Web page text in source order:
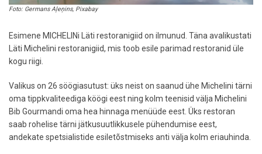
Foto: Germans Aļeņins, Pixabay
Esimene MICHELINi Läti restoranigiid on ilmunud. Täna avalikustati
Läti Michelini restoranigiid, mis toob esile parimad restoranid üle
kogu riigi.
Valikus on 26 söögiasutust: üks neist on saanud ühe Michelini tärni
oma tippkvaliteediga köögi eest ning kolm teenisid välja Michelini
Bib Gourmandi oma hea hinnaga menüüde eest. Üks restoran
saab rohelise tärni jätkusuutlikkusele pühendumise eest,
andekate spetsialistide esiletõstmiseks anti välja kolm eriauhinda.